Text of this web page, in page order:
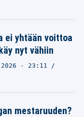
ei yhtään voittoa
nyt vähiin
- 23:11
mestaruuden?